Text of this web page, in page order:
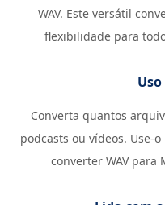
WAV. Este versátil
flexibilidade para
Converta quantos
podcasts ou vídeos. Use-
converter WAV para